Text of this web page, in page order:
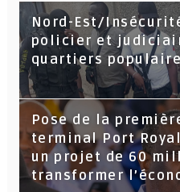
Nord-Est/
policier et
quartiers
Pose de la
terminal Port
un projet de 60
transformer